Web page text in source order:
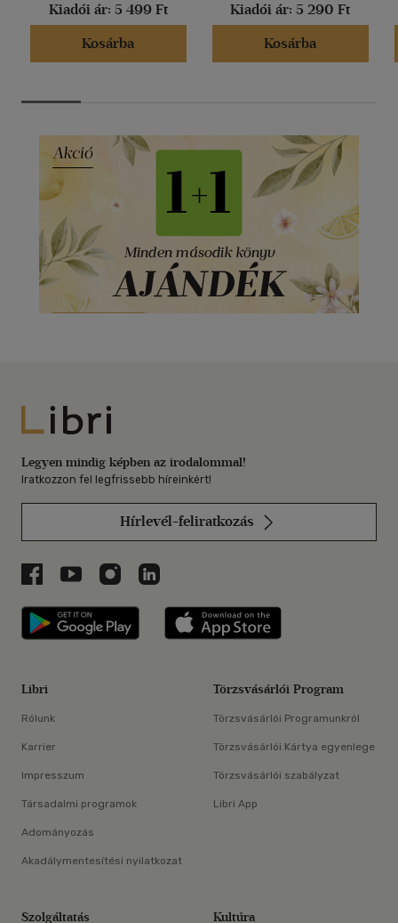
Kiadói ár: 5 499 Ft
Kosárba
Kiadói ár: 5 290 Ft
Kosárba
Libri
Legyen mindig képben az irodalommal!
Iratkozzon fel legfrissebb híreinkért!
Hírlevél-feliratkozás
Libri a Facebookon
Libri a Youtube-on
Libri az Instagramon
Libri a LinkedInen
Libri applikáció Szerezd meg: Google
Libri
Rólunk
Karrier
Impresszum
Társadalmi programok
Adományozás
Akadálymentesítési nyilatkozat
Törzsvásárlói Program
Törzsvásárlói Programunkról
Törzsvásárlói Kártya egyenlege
Törzsvásárlói szabályzat
Libri App
Szolgáltatás Kultúra